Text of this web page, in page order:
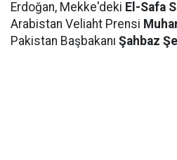
Erdoğan, Mekke'deki El-Safa
Arabistan Veliaht Prensi
Pakistan Başbakanı Şahbaz